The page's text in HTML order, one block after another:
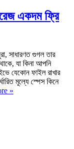
একদম ফ্রি
সাধারণত গুগল তার
যা কিনা আপনি
যেকোন ফাইল রাখার
মূল্যে স্পেস কিনে
»